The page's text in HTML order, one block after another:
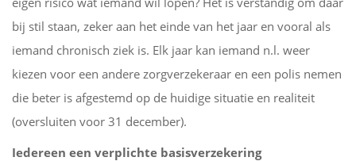
bij stil staan, zeker aan het einde van het jaar en vooral als
iemand chronisch ziek is. Elk jaar kan iemand n.l. weer
kiezen voor een andere zorgverzekeraar en een polis nemen
die beter is afgestemd op de huidige situatie en realiteit
(oversluiten voor 31 december).
Iedereen een verplichte basisverzekering